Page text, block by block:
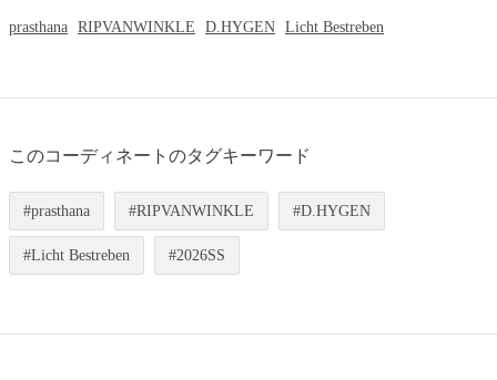
prasthana RIPVANWINKLE D.HYGEN Licht Bestreben
このコーディネートのタグキーワード
prasthana RIPVANWINKLE D.HYGEN
Licht Bestreben 2026SS